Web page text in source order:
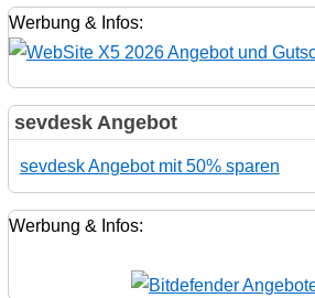
Werbung & Infos:
sevdesk Angebot
sevdesk Angebot mit 50% sparen
Werbung & Infos: